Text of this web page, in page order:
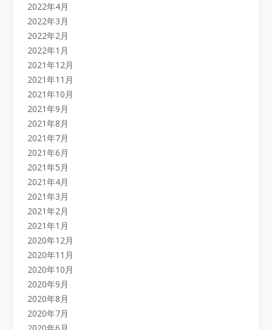
2022年4月
2022年3月
2022年2月
2022年1月
2021年12月
2021年11月
2021年10月
2021年9月
2021年8月
2021年7月
2021年6月
2021年5月
2021年4月
2021年3月
2021年2月
2021年1月
2020年12月
2020年11月
2020年10月
2020年9月
2020年8月
2020年7月